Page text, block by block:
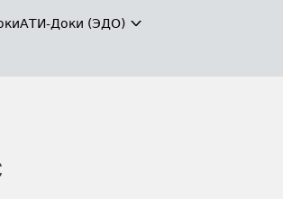
АТИ-Доки (ЭДО)